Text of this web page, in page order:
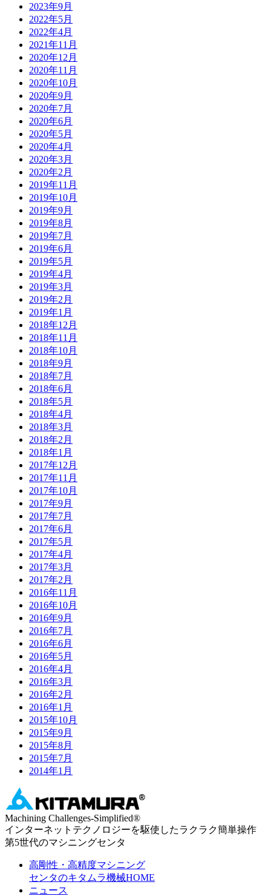
2023年9月
2022年5月
2022年4月
2021年11月
2020年12月
2020年11月
2020年10月
2020年9月
2020年7月
2020年6月
2020年5月
2020年4月
2020年3月
2020年2月
2019年11月
2019年10月
2019年9月
2019年8月
2019年7月
2019年6月
2019年5月
2019年4月
2019年3月
2019年2月
2019年1月
2018年12月
2018年11月
2018年10月
2018年9月
2018年7月
2018年6月
2018年5月
2018年4月
2018年3月
2018年2月
2018年1月
2017年12月
2017年11月
2017年10月
2017年9月
2017年7月
2017年6月
2017年5月
2017年4月
2017年3月
2017年2月
2016年11月
2016年10月
2016年9月
2016年7月
2016年6月
2016年5月
2016年4月
2016年3月
2016年2月
2016年1月
2015年10月
2015年9月
2015年8月
2015年7月
2014年1月
Machining Challenges-Simplified®
インターネットテクノロジーを駆使したラクラク簡単操作
第5世代のマシニングセンタ
高剛性・高精度マシニング
センタのキタムラ機械HOME
ニュース